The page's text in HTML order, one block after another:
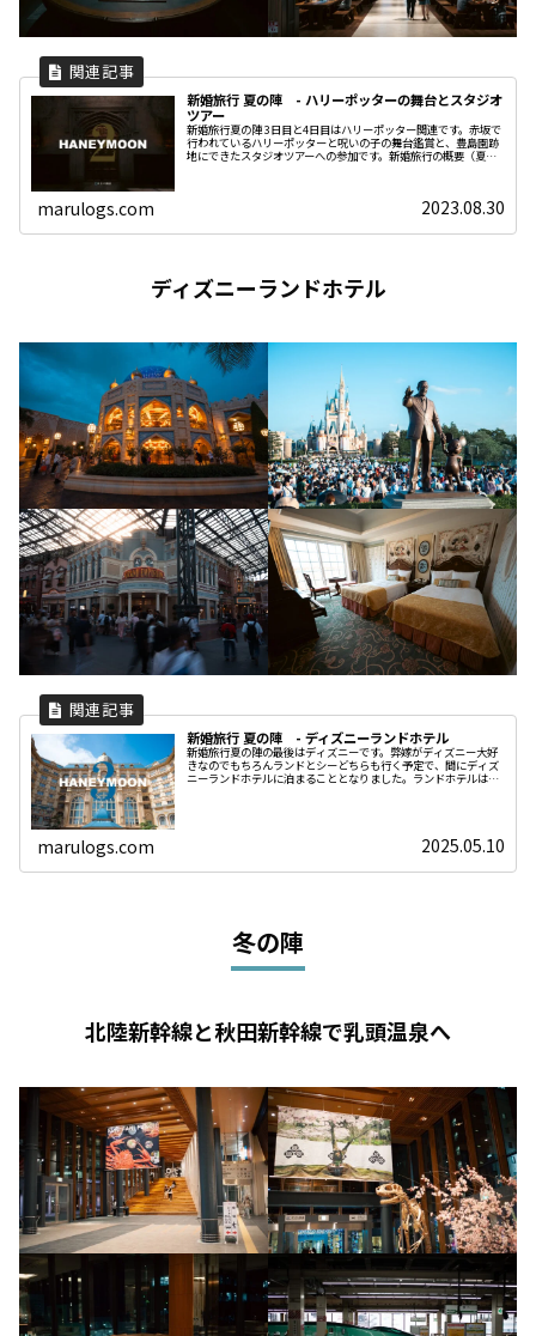
新婚旅行 夏の陣 - ハリーポッターの舞台とスタジオ
ツアー
新婚旅行夏の陣 3日目と4日目はハリーポッター関連です。赤坂で
行われているハリーポッターと呪いの子の舞台鑑賞と、豊島園跡
地にできたスタジオツアーへの参加です。新婚旅行の概要（夏の
marulogs.com 2023.08.30
ディズニーランドホテル
新婚旅行 夏の陣 - ディズニーランドホテル
新婚旅行夏の陣の最後はディズニーです。弊嫁がディズニー大好
きなのでもちろんランドとシーどちらも行く予定で、間にディズ
ニーランドホテルに泊まることとなりました。ランドホテルは実
marulogs.com 2025.05.10
冬の陣
北陸新幹線と秋田新幹線で乳頭温泉へ